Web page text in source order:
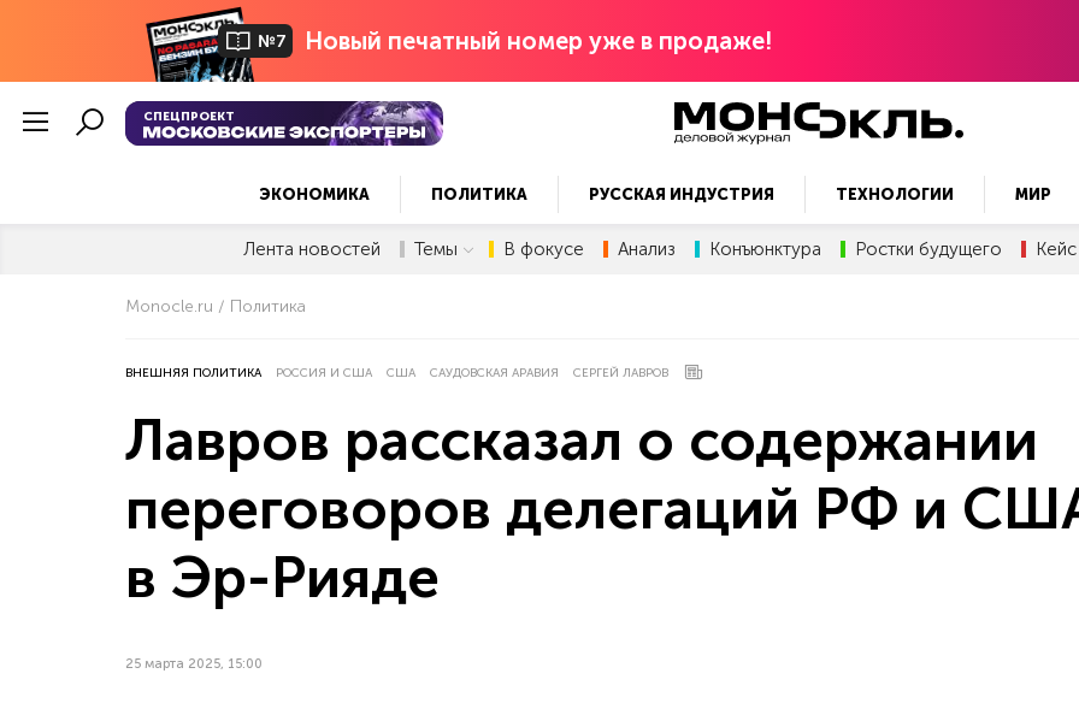
№7 Новый печатный номер уже в продаже!
СПЕЦПРОЕКТ
ЭКОНОМИКА ПОЛИТИКА РУССКАЯ ИНДУСТРИЯ ТЕХНОЛОГИИ МИР
Лента новостей Темы В фокусе Анализ Конъюнктура Ростки будущего Кейс
Monocle.ru Политика
ВНЕШНЯЯ ПОЛИТИКА РОССИЯ И США США САУДОВСКАЯ АРАВИЯ СЕРГЕЙ ЛАВРОВ
Лавров рассказал о содержании
переговоров делегаций РФ и
в Эр-Рияде
25 марта 2025, 15:00